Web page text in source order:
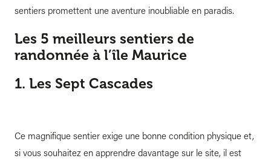
sentiers promettent une aventure inoubliable en paradis.
Les 5 meilleurs sentiers de
randonnée à l’île Maurice
1. Les Sept Cascades
Ce magnifique sentier exige une bonne condition physique et,
si vous souhaitez en apprendre davantage sur le site, il est